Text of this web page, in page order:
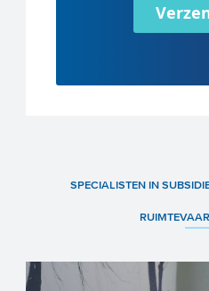
SPECIALISTEN IN